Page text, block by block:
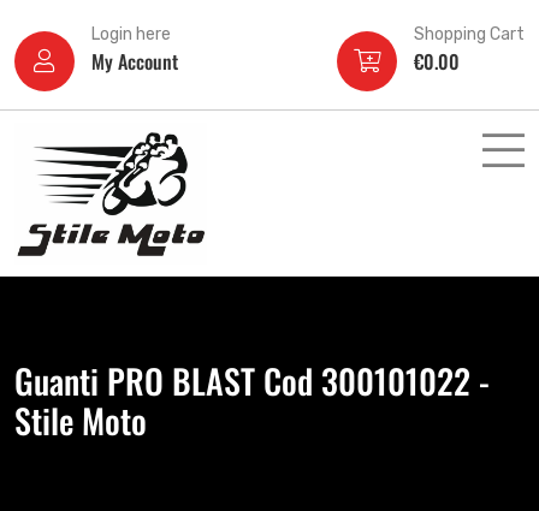
Login here
My Account
Shopping Cart
€0.00
Guanti PRO BLAST Cod 300101022 -
Stile Moto